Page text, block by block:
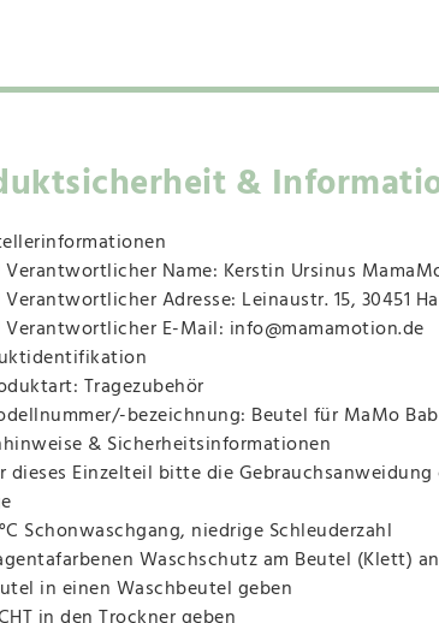
&
Verantwortlicher Name: Kerstin Ursinus
Verantwortlicher Adresse: Leinaustr. 15, 30451
Verantwortlicher E-Mail: info@mamamotion.de
Tragezubehör
bezeichnung: Beutel für MaMo
& Sicherheitsinformationen
dieses Einzelteil bitte die
Schonwaschgang, niedrige Schleuderzahl
Waschschutz am Beutel (Klett)
in einen Waschbeutel geben